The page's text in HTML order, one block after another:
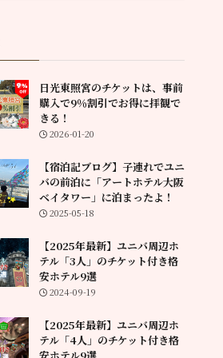
日光東照宮のチケットは、事前
購入で9％割引でお得に拝観で
きる！
2026-01-20
【宿泊記ブログ】子連れでユニ
バの前泊に「アートホテル大阪
ベイタワー」に泊まったよ！
2025-05-18
【2025年最新】ユニバ周辺ホ
テル「3人」のチケット付き格
安ホテル9選
2024-09-19
【2025年最新】ユニバ周辺ホ
テル「4人」のチケット付き格
安ホテル9選